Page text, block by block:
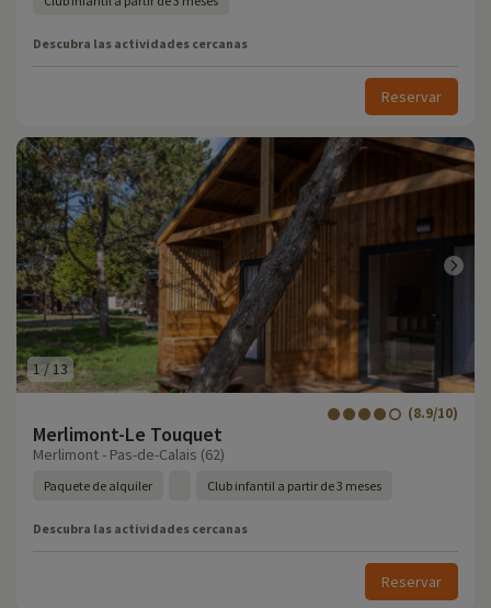
Descubra las actividades cercanas
Reservar
1/13
Merlimont-Le Touquet
(8.9/10)
Merlimont - Pas-de-Calais (62)
Paquete de alquiler Club infantil a partir de 3 meses
Descubra las actividades cercanas
Reservar